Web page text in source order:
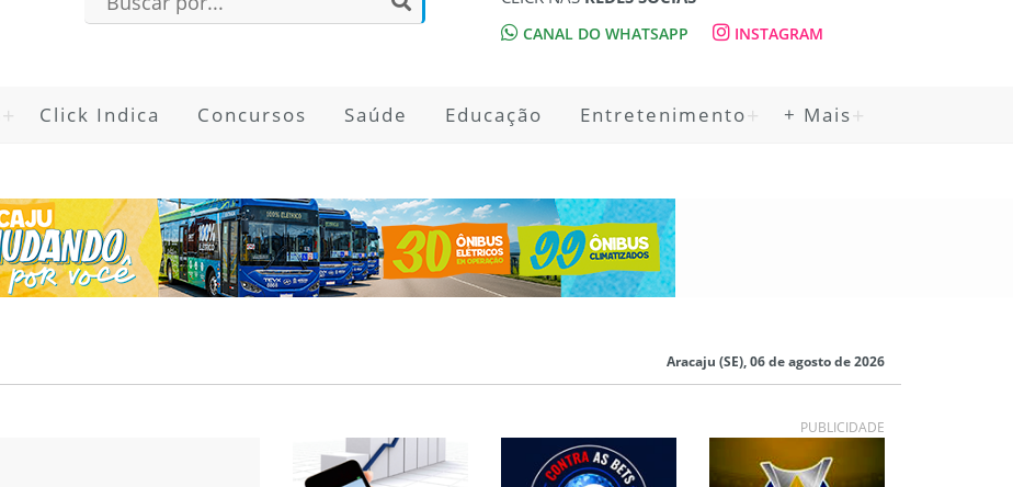
CANAL DO WHATSAPP INSTAGRAM
Click Indica Concursos Saúde Educação Entretenimento + Mais
Aracaju (SE), 06 de agosto de 2026
PUBLICIDADE